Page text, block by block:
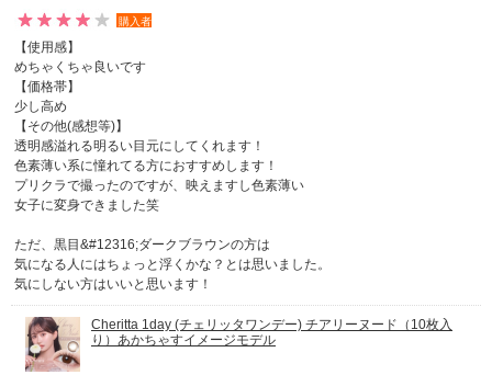
購入者
【使用感】
めちゃくちゃ良いです
【価格帯】
少し高め
【その他(感想等)】
透明感溢れる明るい目元にしてくれます！
色素薄い系に憧れてる方におすすめします！
プリクラで撮ったのですが、映えますし色素薄い
女子に変身できました笑
ただ、黒目&#12316;ダークブラウンの方は
気になる人にはちょっと浮くかな？とは思いました。
気にしない方はいいと思います！
Cheritta 1day (チェリッタワンデー) チアリーヌード（10枚入
り）あかちゃすイメージモデル